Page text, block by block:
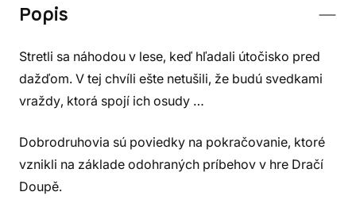
Popis
Stretli sa náhodou v lese, keď hľadali útočisko pred
dažďom. V tej chvíli ešte netušili, že budú svedkami
vraždy, ktorá spojí ich osudy …
Dobrodruhovia sú poviedky na pokračovanie, ktoré
vznikli na základe odohraných príbehov v hre Dračí
Doupě.